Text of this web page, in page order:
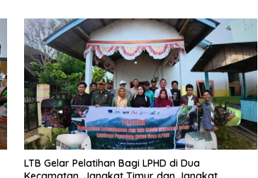
e
b
o
o
k
at
s
A
p
p
p
y
Li
n
k
ar
e
LTB Gelar Pelatihan Bagi LPHD di Dua